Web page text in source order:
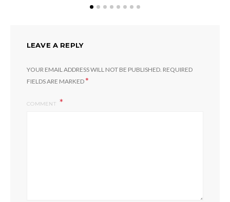
LEAVE A REPLY
YOUR EMAIL ADDRESS WILL NOT BE PUBLISHED. REQUIRED
FIELDS ARE MARKED*
COMMENT